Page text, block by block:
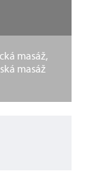
masáž,
masáž